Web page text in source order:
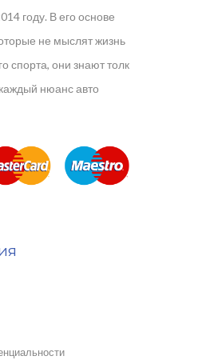
году. В его основе
не мыслят жизнь
спорта, они знают толк
нюанс авто